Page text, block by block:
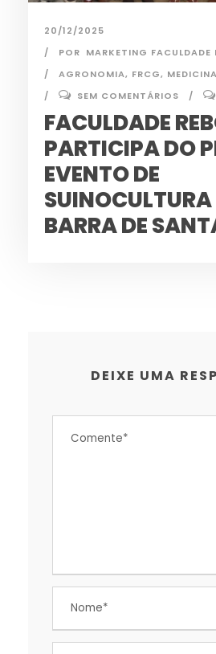
20/12/2025
POR MARKETING FACULDADE
AGRONOMIA, FRCG,
SEM COMENTÁRIOS
FACULDADE
PARTICIPA DO
EVENTO DE
SUINOCULTURA
BARRA DE
DEIXE UMA